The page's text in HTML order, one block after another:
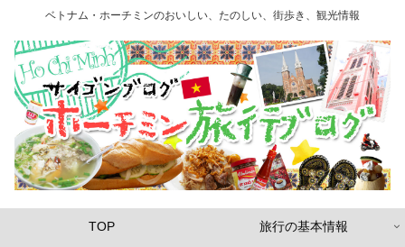
ベトナム・ホーチミンのおいしい、たのしい、街歩き、観光情報
TOP 旅行の基本情報